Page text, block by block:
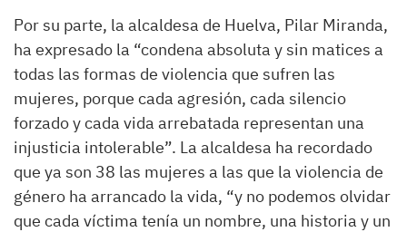
Por su parte, la alcaldesa de Huelva, Pilar Miranda,
ha expresado la “condena absoluta y sin matices a
todas las formas de violencia que sufren las
mujeres, porque cada agresión, cada silencio
forzado y cada vida arrebatada representan una
injusticia intolerable”. La alcaldesa ha recordado
que ya son 38 las mujeres a las que la violencia de
género ha arrancado la vida, “y no podemos olvidar
que cada víctima tenía un nombre, una historia y un